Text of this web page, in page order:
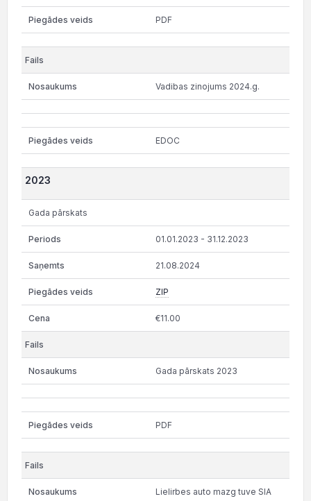
PDF
Vadibas zinojums 2024.g.
EDOC
2023
Gada pārskats
01.01.2023 - 31.12.2023
21.08.2024
ZIP
€11.00
Gada pārskats 2023
PDF
Lielirbes auto mazg tuve SIA